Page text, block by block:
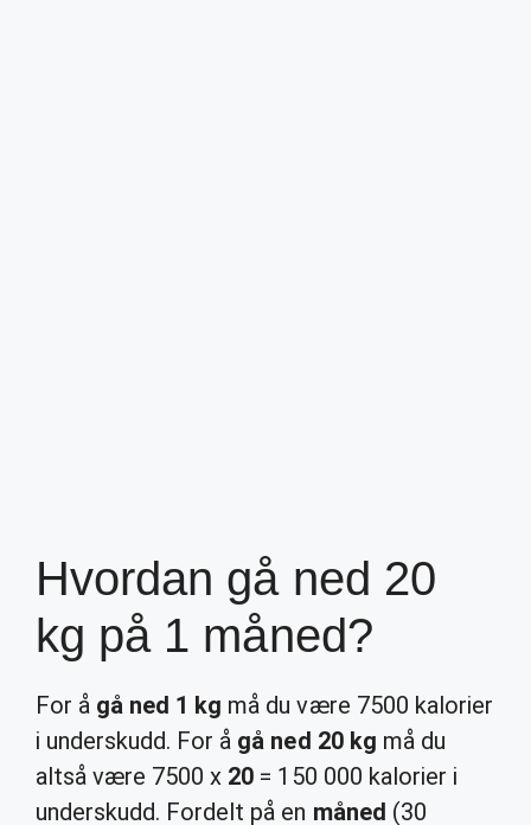
Hvordan gå ned 20
kg på 1 måned?
For å gå ned 1 kg må du være 7500 kalorier
i underskudd. For å gå ned 20 kg må du
altså være 7500 x 20 = 150 000 kalorier i
underskudd. Fordelt på en måned (30